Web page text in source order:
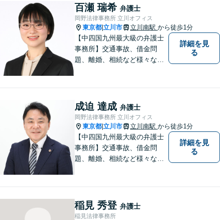
百瀬 瑞希 弁護士
岡野法律事務所 立川オフィス
東京都 立川市 立川南駅 から徒歩1分
【中四国九州最大級の弁護士
事務所】交通事故、借金問
題、離婚、相続など様々な問
い！
詳細を見
る
成迫 達成 弁護士
岡野法律事務所 立川オフィス
東京都 立川市 立川南駅 から徒歩1分
【中四国九州最大級の弁護士
事務所】交通事故、借金問
題、離婚、相続など様々な問
い！
詳細を見
る
稲見 秀登 弁護士
稲見法律事務所